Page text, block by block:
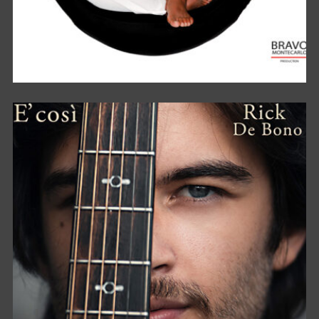
HAPPY MOOD